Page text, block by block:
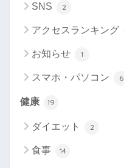
SNS 2
アクセスランキング
お知らせ 1
スマホ・パソコン 6
健康 19
ダイエット 2
食事 14